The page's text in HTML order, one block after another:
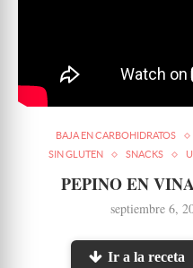
BAJA EN CARBOHIDRATOS
SIN GLUTEN
SNACKS
PEPINO EN
septiembre 6,
Ir a la receta